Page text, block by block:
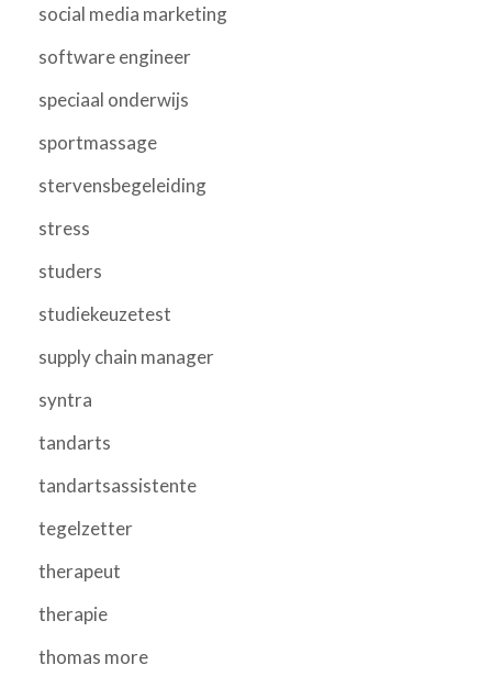
social media marketing
software engineer
speciaal onderwijs
sportmassage
stervensbegeleiding
stress
studers
studiekeuzetest
supply chain manager
syntra
tandarts
tandartsassistente
tegelzetter
therapeut
therapie
thomas more